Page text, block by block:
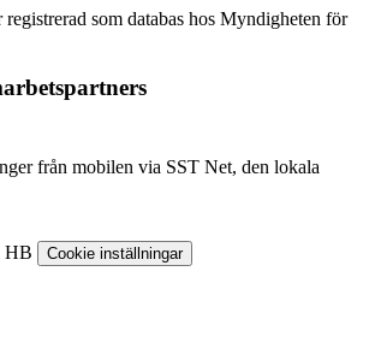
som databas hos Myndigheten för
från mobilen via SST Net, den lokala
HB Cookie inställningar